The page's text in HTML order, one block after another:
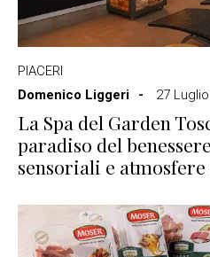
PIACERI
Domenico Liggeri
27
La Spa del Garden
paradiso del
sensoriali e atmosfere